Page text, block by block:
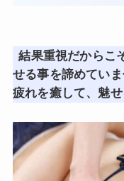
結果重視だからこ
せる事を諦めてい
疲れを癒して、魅